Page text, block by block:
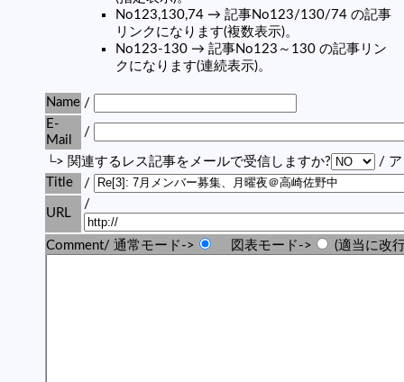
No123,130,74 → 記事No123/130/74 の記事
リンクになります(複数表示)。
No123-130 → 記事No123～130 の記事リン
クになります(連続表示)。
Name /
E-
Mail
/
└> 関連するレス記事をメールで受信しますか?
/ ア
Title
/
URL
/
Comment/ 通常モード-> 図表モード-> (適当に改